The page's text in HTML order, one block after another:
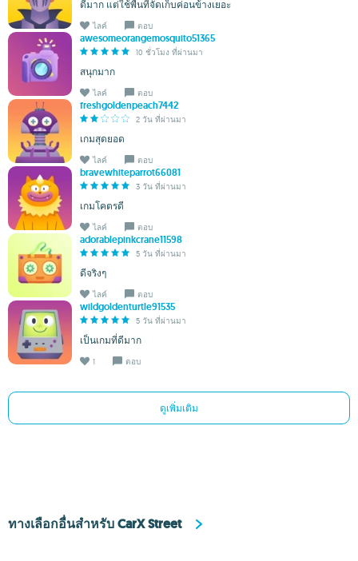
ดีมาก แต่ใช้พื้นที่จัดเก็บค่อนข้างเยอะ
ไลค์ ตอบ
awesomeorangemosquito51365
10 ชั่วโมง ที่ผ่านมา
สนุกมาก
ไลค์ ตอบ
freshgoldenpeach7442
2 วัน ที่ผ่านมา
เกมสุดยอด
ไลค์ ตอบ
bravewhiteparrot66081
3 วัน ที่ผ่านมา
เกมโคตรดี
ไลค์ ตอบ
adorablepinkcrane11598
5 วัน ที่ผ่านมา
ดีจริงๆ
ไลค์ ตอบ
wildgoldenturtle91535
5 วัน ที่ผ่านมา
เป็นเกมที่ดีมาก
1 ตอบ
ดูเพิ่มเติม
ทางเลือกอื่นสำหรับ CarX Street